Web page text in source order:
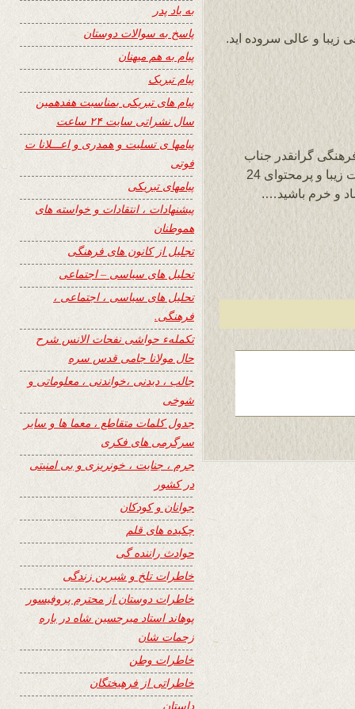
زیبا و عالی سروده اید.
گرانقدر جناب
مهدی بشیر، ممنون از نشر این رباعی در سایت زیبا و پرمحتوای 24
و خرم باشید….
به یاد پدر
پاسخ به سوالات دوستان
پیام به هم میهنان
پیام تبریک
پیام های تبریکی بمناسبت هفدهمین
سال نشراتی سایت ۲۴ ساعت
پیامها ی تسلیت و همدری و اعـــلانا ت
فوتی
پیامهای تبریکی
پیشنهادات ، انتقادات و خواسته های
هموطنان
تجلیل از کانون های فرهنگی
تحلیل های سیاسی – اجتماعی
تحلیل های سیاسی ، اجتماعی ،
فرهنگی.
تکملهء حواشی نفحات الانس شرح
حال مولانا جامی قدس سره
جالب ، دیدنی ،خواندنی ، معلوماتی و
شوخی
جدول کلمات متقاطع ، معما ها و سایر
سرگرمی های فکری
جرم ، جنایت ، خونریزی و بی امنیتی
در کشور
جوانان و کودکان
چکیده های قلم
حوادث راننده گی
خاطرات تلخ و شیرین زندگی
خاطرات دوستان از محترم پروفیسور
پوهاند استاد میرحسین شاه در باره
زحمات شان
خاطرات وطن
خاطراتی از فرهیختگان
داستان